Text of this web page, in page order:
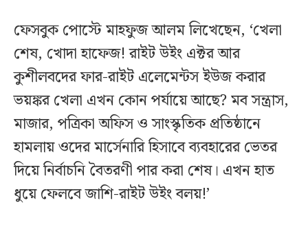
ফেসবুক পোস্টে মাহফুজ আলম লিখেছেন, ‘খেলা
শেষ, খোদা হাফেজ! রাইট উইং এক্টর আর
কুশীলবদের ফার-রাইট এলেমেন্টস ইউজ করার
ভয়ঙ্কর খেলা এখন কোন পর্যায়ে আছে? মব সন্ত্রাস,
মাজার, পত্রিকা অফিস ও সাংস্কৃতিক প্রতিষ্ঠানে
হামলায় ওদের মার্সেনারি হিসাবে ব্যবহারের ভেতর
দিয়ে নির্বাচনি বৈতরণী পার করা শেষ। এখন হাত
ধুয়ে ফেলবে জাশি-রাইট উইং বলয়!’